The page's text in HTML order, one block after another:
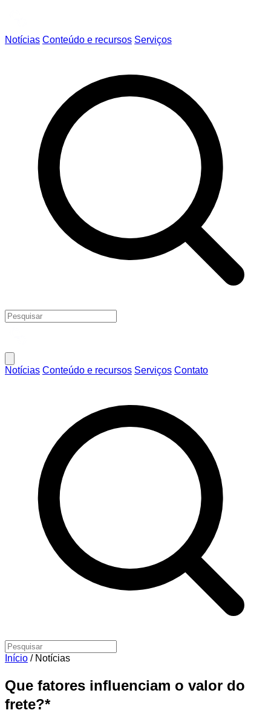
Notícias Conteúdo e recursos Serviços
Notícias Conteúdo e recursos Serviços Contato
Início / Notícias
Que fatores influenciam o valor do
frete?*